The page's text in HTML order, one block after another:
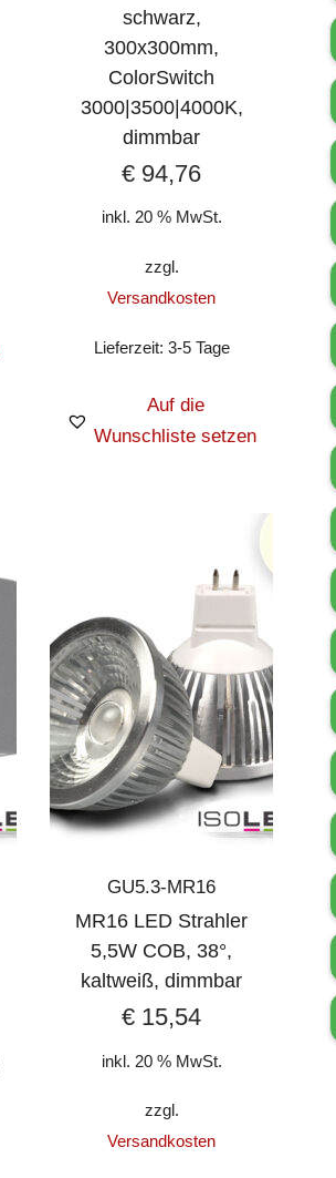
schwarz,
300x300mm,
ColorSwitch
3000|3500|4000K,
dimmbar
€ 94,76
inkl. 20 % MwSt.
zzgl.
Versandkosten
Lieferzeit: 3-5 Tage
Auf die
Wunschliste setzen
GU5.3-MR16
MR16 LED Strahler
5,5W COB, 38°,
kaltweiß, dimmbar
€ 15,54
inkl. 20 % MwSt.
zzgl.
Versandkosten